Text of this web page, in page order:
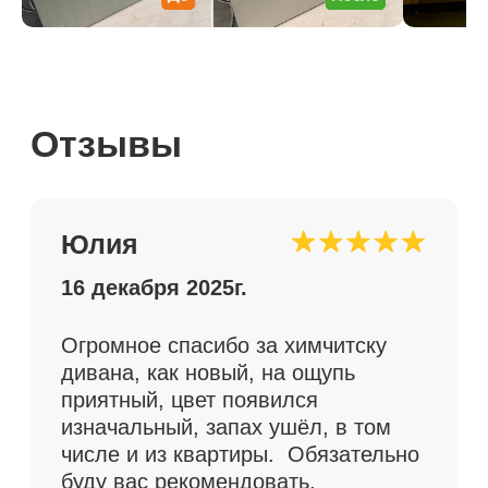
не только за генеральной и 100%
хожу и удивляюсь тому, насколько
все чисто, очень очень довольна)
труд, я в восторге. Ручки у плиты
и жалюзи в туалете никогда такими
чистыми ещё не были, как и вся
квартира)) уже раздаю телефон
друзьям вовсю.